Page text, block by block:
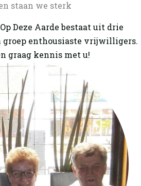
staan we sterk
Deze Aarde bestaat uit drie
groep enthousiaste vrijwilligers.
graag kennis met u!